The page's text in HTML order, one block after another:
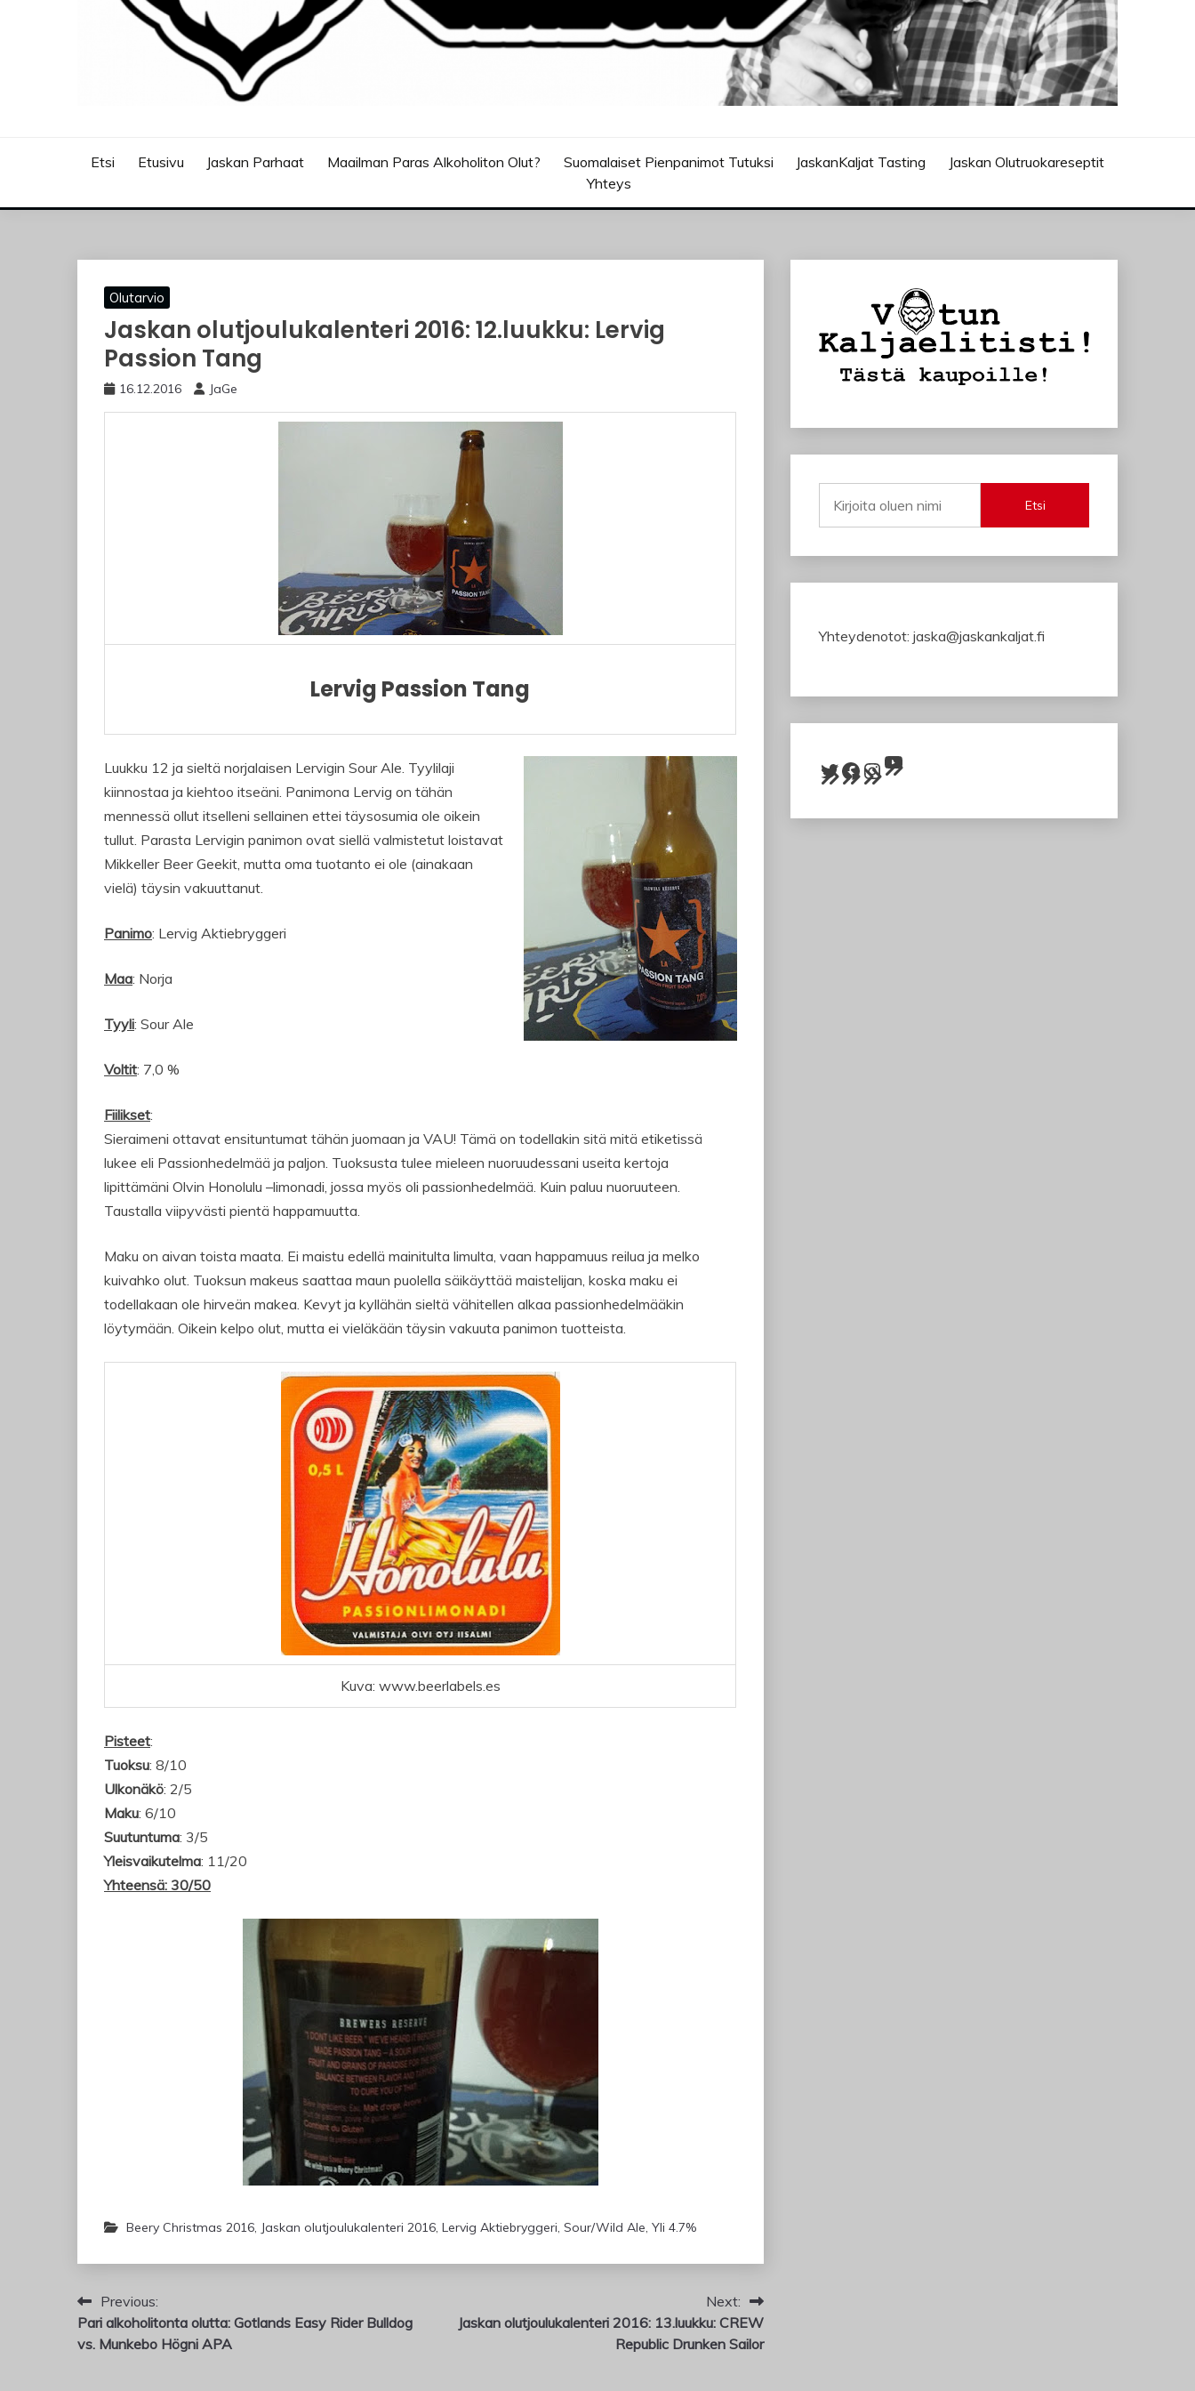
Etsi Etusivu Jaskan Parhaat Maailman Paras Alkoholiton Olut? Suomalaiset Pienpanimot Tutuksi JaskanKaljat Tasting
Jaskan Olutruokareseptit
Yhteys
Olutarvio
Jaskan olutjoulukalenteri 2016: 12.luukku: Lervig
Passion Tang
16.12.2016 JaGe
Lervig Passion Tang
Luukku 12 ja sieltä norjalaisen Lervigin Sour Ale. Tyylilaji
kiinnostaa ja kiehtoo itseäni. Panimona Lervig on tähän
mennessä ollut itselleni sellainen ettei täysosumia ole oikein
tullut. Parasta Lervigin panimon ovat siellä valmistetut loistavat
Mikkeller Beer Geekit, mutta oma tuotanto ei ole (ainakaan
vielä) täysin vakuuttanut.
Panimo: Lervig Aktiebryggeri
Maa: Norja
Tyyli: Sour Ale
Voltit: 7,0 %
Fiilikset:
Sieraimeni ottavat ensituntumat tähän juomaan ja VAU! Tämä on todellakin sitä mitä etiketissä
lukee eli Passionhedelmää ja paljon. Tuoksusta tulee mieleen nuoruudessani useita kertoja
lipittämäni Olvin Honolulu –limonadi, jossa myös oli passionhedelmää. Kuin paluu nuoruuteen.
Taustalla viipyvästi pientä happamuutta.
Maku on aivan toista maata. Ei maistu edellä mainitulta limulta, vaan happamuus reilua ja melko
kuivahko olut. Tuoksun makeus saattaa maun puolella säikäyttää maistelijan, koska maku ei
todellakaan ole hirveän makea. Kevyt ja kyllähän sieltä vähitellen alkaa passionhedelmääkin
löytymään. Oikein kelpo olut, mutta ei vieläkään täysin vakuuta panimon tuotteista.
Kuva: www.beerlabels.es
Pisteet:
Tuoksu: 8/10
Ulkonäkö: 2/5
Maku: 6/10
Suutuntuma: 3/5
Yleisvaikutelma: 11/20
Yhteensä: 30/50
Beery Christmas 2016, Jaskan olutjoulukalenteri 2016, Lervig Aktiebryggeri, Sour/Wild Ale, Yli 4.7%
Artikkelien
selaus
Previous:
Pari alkoholitonta olutta: Gotlands Easy Rider Bulldog
vs. Munkebo Högni APA
Next:
Jaskan olutjoulukalenteri 2016: 13.luukku: CREW
Republic Drunken Sailor
Etsi
Yhteydenotot: jaska@jaskankaljat.fi
Twitter Facebook InstagramYouTube